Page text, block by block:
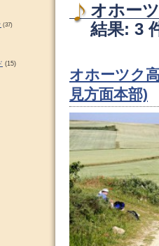
オホー
結果: 3
オホーツク
見方面本部)
(37)
(15)